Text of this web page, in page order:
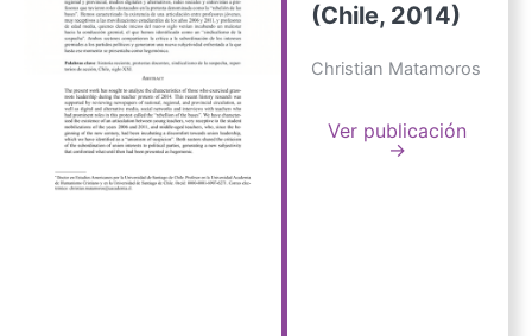
(Chile, 2014)
Christian Matamoros
Ver publicación
→